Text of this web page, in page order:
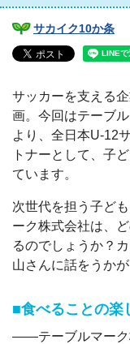
サカイク10か条
サッカーを支える
画。今回はテーブ
より、全日本U-12
トナーとして、子
ています。
次世代を担う子ど
ーク株式会社は、
るのでしょうか？
山さんに話をうか
■食べることの楽
――テーブルマーク